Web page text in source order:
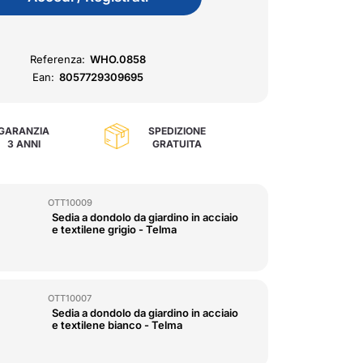
Referenza: WHO.0858
Ean: 8057729309695
3 ANNI
SPEDIZIONE
GRATUITA
OTT10009
Sedia a dondolo da giardino in acciaio
e textilene grigio - Telma
OTT10007
Sedia a dondolo da giardino in acciaio
e textilene bianco - Telma